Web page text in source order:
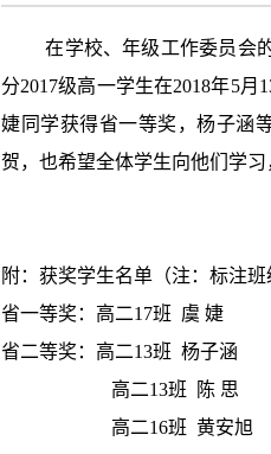
在学校、年级工作委员会
分2017级高一学生在2018年5
婕同学获得省一等奖，杨子涵
贺，也希望全体学生向他们学
附：获奖学生名单（注：标注班
省一等奖：高二17班 虞 婕
省二等奖：高二13班 杨子涵
高二13班 陈 思
高二16班 黄安